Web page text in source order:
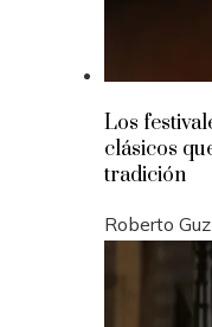
Los
clásicos
tradición
Roberto